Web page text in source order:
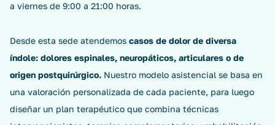
a viernes de 9:00 a 21:00 horas.
Desde esta sede atendemos casos de dolor de diversa
índole: dolores espinales, neuropáticos, articulares o de
origen postquirúrgico. Nuestro modelo asistencial se basa en
una valoración personalizada de cada paciente, para luego
diseñar un plan terapéutico que combina técnicas